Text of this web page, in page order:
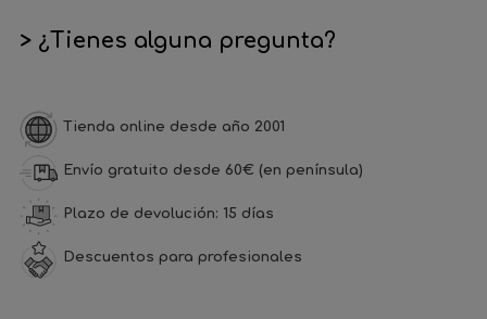
> ¿Tienes alguna pregunta?
Tienda online desde año 2001
Envío gratuito desde 60€ (en península)
Plazo de devolución: 15 días
Descuentos para profesionales